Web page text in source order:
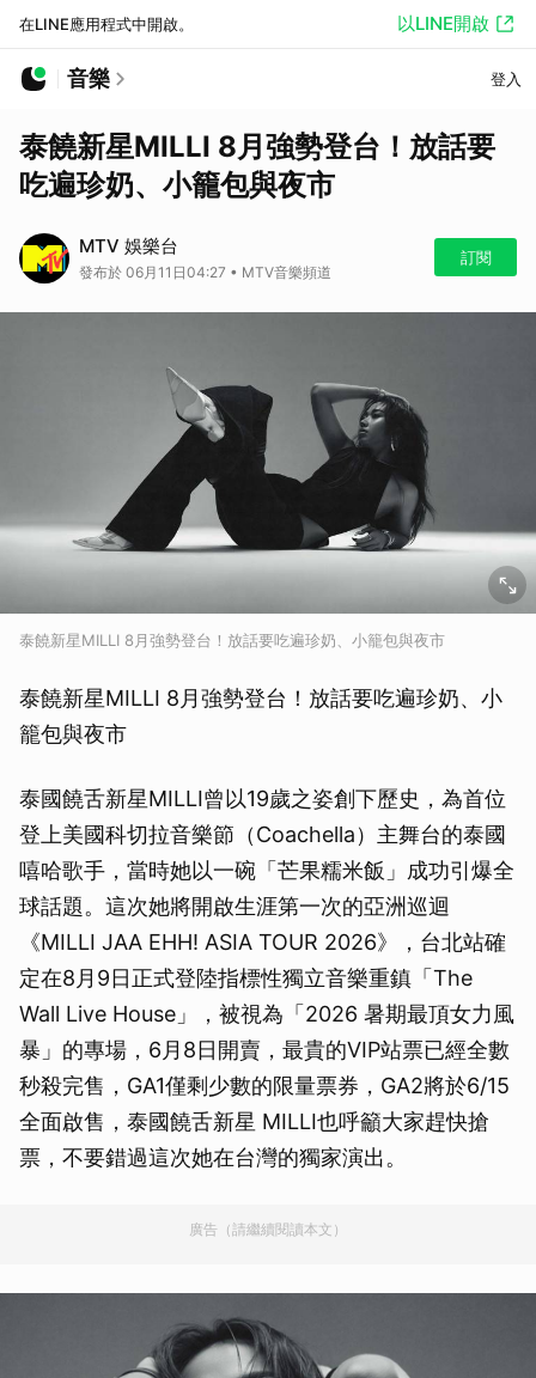
在LINE應用程式中開啟。 以LINE開啟
音樂 登入
泰饒新星MILLI 8月強勢登台！放話要
吃遍珍奶、小籠包與夜市
MTV 娛樂台
發布於 06月11日04:27 • MTV音樂頻道
訂閱
泰饒新星MILLI 8月強勢登台！放話要吃遍珍奶、小籠包與夜市
泰饒新星MILLI 8月強勢登台！放話要吃遍珍奶、小
籠包與夜市
泰國饒舌新星MILLI曾以19歲之姿創下歷史，為首位
登上美國科切拉音樂節（Coachella）主舞台的泰國
嘻哈歌手，當時她以一碗「芒果糯米飯」成功引爆全
球話題。這次她將開啟生涯第一次的亞洲巡迴
《MILLI JAA EHH! ASIA TOUR 2026》，台北站確
定在8月9日正式登陸指標性獨立音樂重鎮「The
Wall Live House」，被視為「2026 暑期最頂女力風
暴」的專場，6月8日開賣，最貴的VIP站票已經全數
秒殺完售，GA1僅剩少數的限量票券，GA2將於6/15
全面啟售，泰國饒舌新星 MILLI也呼籲大家趕快搶
票，不要錯過這次她在台灣的獨家演出。
廣告（請繼續閱讀本文）